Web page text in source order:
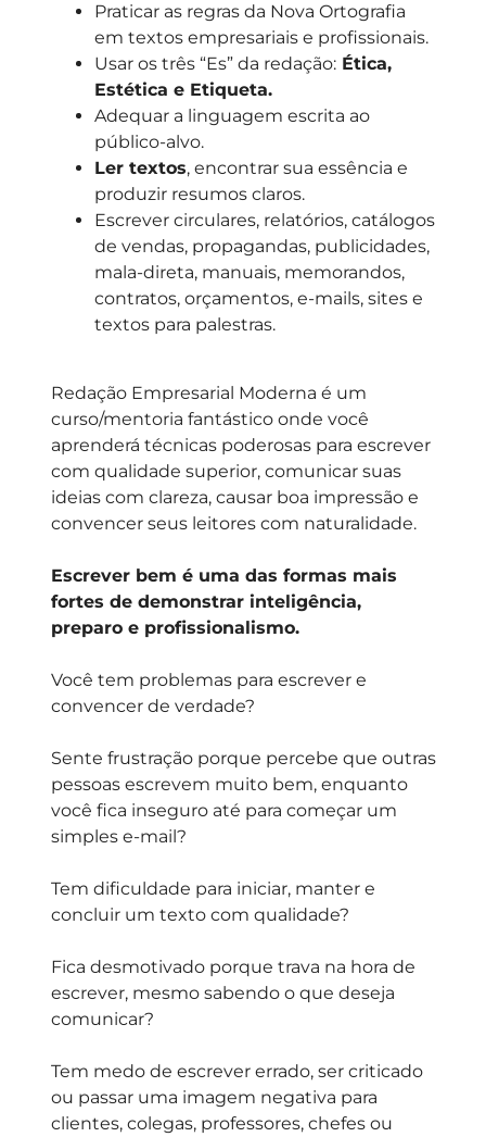
Praticar as regras da Nova Ortografia
em textos empresariais e profissionais.
Usar os três “Es” da redação:Ética,
Estética e Etiqueta.
Adequar a linguagem escrita ao
público-alvo.
Ler textos, encontrar sua essência e
produzir resumos claros.
Escrever circulares, relatórios, catálogos
de vendas, propagandas, publicidades,
mala-direta, manuais, memorandos,
contratos, orçamentos, e-mails, sites e
textos para palestras.
Redação Empresarial Moderna é um
curso/mentoria fantástico onde você
aprenderá técnicas poderosas para escrever
com qualidade superior, comunicar suas
ideias com clareza, causar boa impressão e
convencer seus leitores com naturalidade.
Escrever bem é uma das formas mais
fortes de demonstrar inteligência,
preparo e profissionalismo.
Você tem problemas para escrever e
convencer de verdade?
Sente frustração porque percebe que outras
pessoas escrevem muito bem, enquanto
você fica inseguro até para começar um
simples e-mail?
Tem dificuldade para iniciar, manter e
concluir um texto com qualidade?
Fica desmotivado porque trava na hora de
escrever, mesmo sabendo o que deseja
comunicar?
Tem medo de escrever errado, ser criticado
ou passar uma imagem negativa para
clientes, colegas, professores, chefes ou